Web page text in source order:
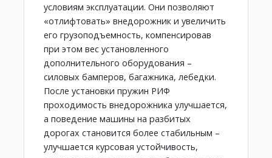
условиям эксплуатации. Они позволяют
«отлифтовать» внедорожник и увеличить
его грузоподъемность, компенсировав
при этом вес установленного
дополнительного оборудования –
силовых бамперов, багажника, лебедки.
После установки пружин РИФ
проходимость внедорожника улучшается,
а поведение машины на разбитых
дорогах становится более стабильным –
улучшается курсовая устойчивость,